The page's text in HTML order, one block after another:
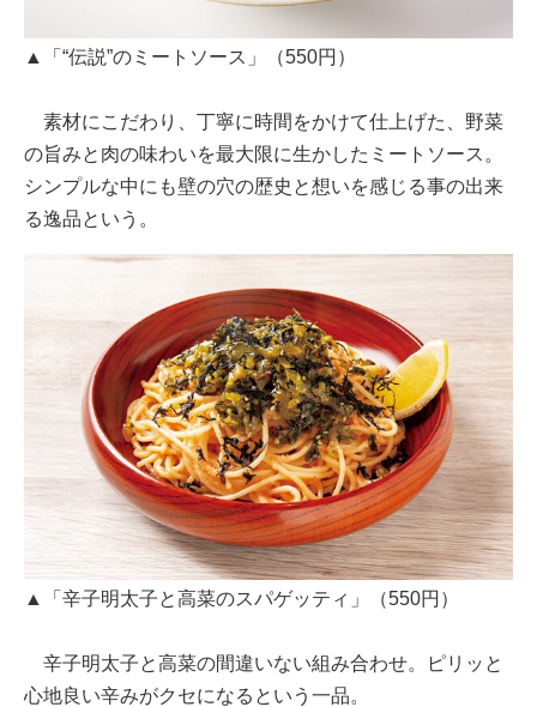
▲「“伝説”のミートソース」（550円）
素材にこだわり、丁寧に時間をかけて仕上げた、野菜
の旨みと肉の味わいを最大限に生かしたミートソース。
シンプルな中にも壁の穴の歴史と想いを感じる事の出来
る逸品という。
▲「辛子明太子と高菜のスパゲッティ」（550円）
辛子明太子と高菜の間違いない組み合わせ。ピリッと
心地良い辛みがクセになるという一品。